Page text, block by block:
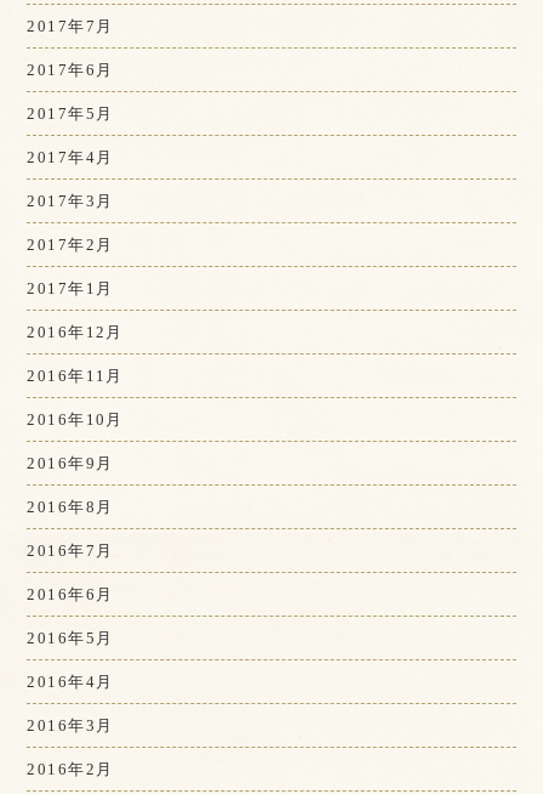
2017年7月
2017年6月
2017年5月
2017年4月
2017年3月
2017年2月
2017年1月
2016年12月
2016年11月
2016年10月
2016年9月
2016年8月
2016年7月
2016年6月
2016年5月
2016年4月
2016年3月
2016年2月